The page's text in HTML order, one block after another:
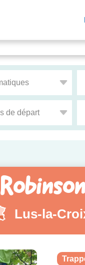
Lus-la-